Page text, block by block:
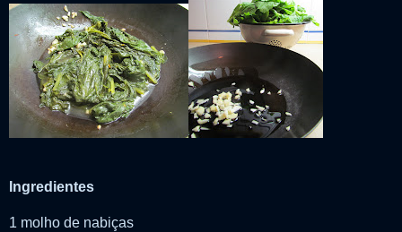
Ingredientes
1 molho de nabiças